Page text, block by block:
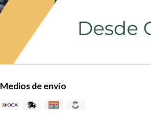
Medios de envío